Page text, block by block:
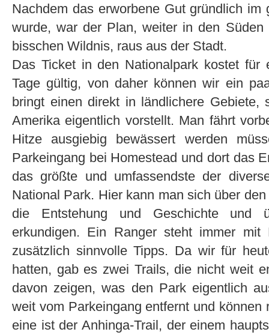
Nachdem das erworbene Gut gründlich im
wurde, war der Plan, weiter in den
bisschen Wildnis, raus aus der Stadt.
Das Ticket in den Nationalpark kostet
Tage gültig, von daher können wir ein
bringt einen direkt in ländlichere
Amerika eigentlich vorstellt. Man fährt
Hitze ausgiebig bewässert werden
Parkeingang bei Homestead und dort das
das größte und umfassendste der
National Park. Hier kann man sich über
die Entstehung und Geschichte und
erkundigen. Ein Ranger steht immer
zusätzlich sinnvolle Tipps. Da wir für
hatten, gab es zwei Trails, die nicht weit
davon zeigen, was den Park eigentlich
weit vom Parkeingang entfernt und
eine ist der Anhinga-Trail, der einem